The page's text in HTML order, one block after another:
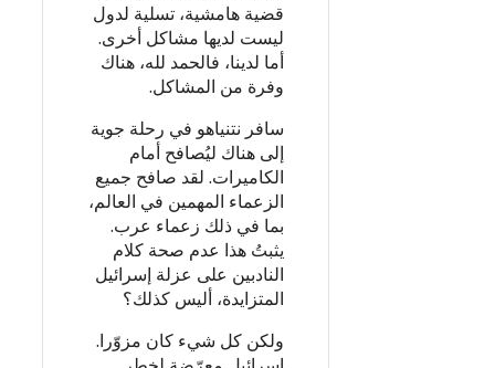
قضية هامشية، تسلية لدول
ليست لديها مشاكل أخرى.
أما لدينا، فالحمد لله، هناك
وفرة من المشاكل.
سافر نتنياهو في رحلة جوية
إلى هناك ليُصافح أمام
الكاميرات. لقد صافح جميع
الزعماء المهمين في العالم،
بما في ذلك زعماء عرب.
يثبتُ هذا عدم صحة كلام
النادبين على عزلة إسرائيل
المتزايدة، أليس كذلك؟
ولكن كل شيء كان مزوّرا.